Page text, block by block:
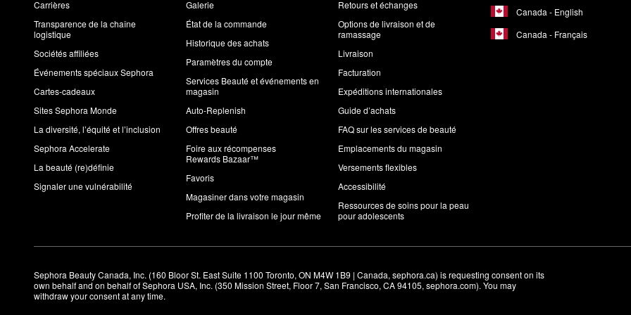
Carrières
Transparence de la chaîne
logistique
Sociétés affiliées
Événements spéciaux Sephora
Cartes-cadeaux
Sites Sephora Monde
La diversité, l’équité et l’inclusion
Sephora Accelerate
La beauté (re)définie
Signaler une vulnérabilité
Galerie
État de la commande
Historique des achats
Paramètres du compte
Services Beauté et événements en
magasin
Auto-Replenish
Offres beauté
Foire aux récompenses
Rewards Bazaar™
Favoris
Magasiner dans votre magasin
Profiter de la livraison le jour même
Retours et échanges
Options de livraison et de
ramassage
Livraison
Facturation
Expéditions internationales
Guide d’achats
FAQ sur les services de beauté
Emplacements du magasin
Versements flexibles
Accessibilité
Ressources de soins pour la peau
pour adolescents
Canada - English
Canada - Français
Sephora Beauty Canada, Inc. (160 Bloor St. East Suite 1100 Toronto, ON M4W 1B9 | Canada, sephora.ca) is requesting consent on its
own behalf and on behalf of Sephora USA, Inc. (350 Mission Street, Floor 7, San Francisco, CA 94105, sephora.com). You may
withdraw your consent at any time.